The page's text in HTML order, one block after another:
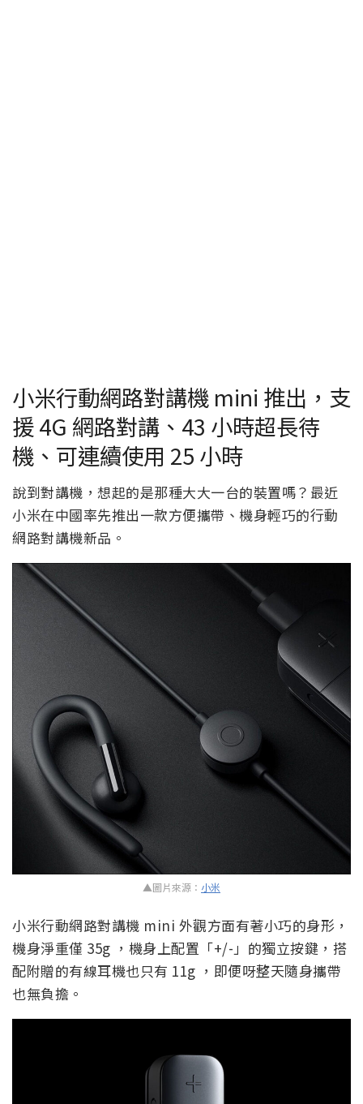
小米行動網路對講機 mini 推出，支
援 4G 網路對講、43 小時超長待
機、可連續使用 25 小時
說到對講機，想起的是那種大大一台的裝置嗎？最近
小米在中國率先推出一款方便攜帶、機身輕巧的行動
網路對講機新品。
▲圖片來源： 小米
小米行動網路對講機 mini 外觀方面有著小巧的身形，
機身淨重僅 35g ，機身上配置「+/-」的獨立按鍵，搭
配附贈的有線耳機也只有 11g ，即便呀整天隨身攜帶
也無負擔。